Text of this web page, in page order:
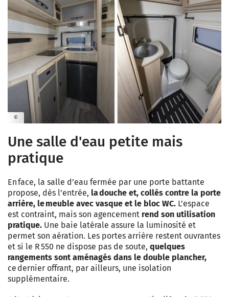
©
Une salle d'eau petite mais
pratique
En face, la salle d’eau fermée par une porte battante
propose, dès l’entrée, la douche et, collés contre la porte
arrière, le meuble avec vasque et le bloc WC. L’espace
est contraint, mais son agencement rend son utilisation
pratique. Une baie latérale assure la luminosité et
permet son aération. Les portes arrière restent ouvrantes
et si le R 550 ne dispose pas de soute, quelques
rangements sont aménagés dans le double plancher,
ce dernier offrant, par ailleurs, une isolation
supplémentaire.